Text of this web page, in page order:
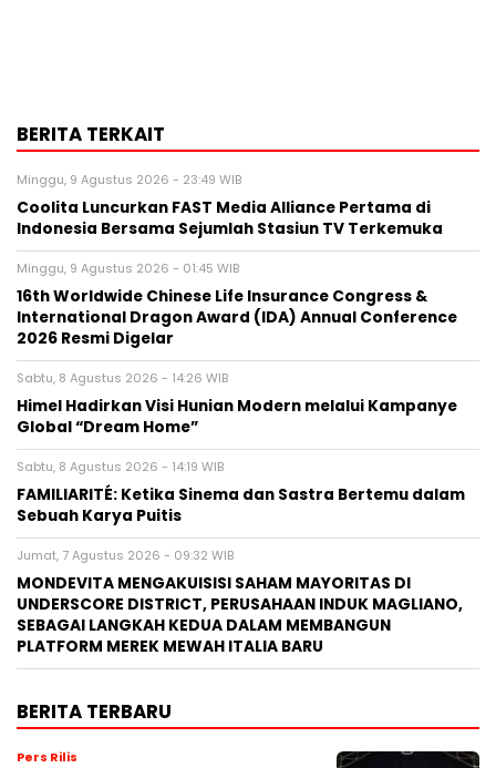
BERITA TERKAIT
Minggu, 9 Agustus 2026 - 23:49 WIB
Coolita Luncurkan FAST Media Alliance Pertama di
Indonesia Bersama Sejumlah Stasiun TV Terkemuka
Minggu, 9 Agustus 2026 - 01:45 WIB
16th Worldwide Chinese Life Insurance Congress &
International Dragon Award (IDA) Annual Conference
2026 Resmi Digelar
Sabtu, 8 Agustus 2026 - 14:26 WIB
Himel Hadirkan Visi Hunian Modern melalui Kampanye
Global “Dream Home”
Sabtu, 8 Agustus 2026 - 14:19 WIB
FAMILIARITÉ: Ketika Sinema dan Sastra Bertemu dalam
Sebuah Karya Puitis
Jumat, 7 Agustus 2026 - 09:32 WIB
MONDEVITA MENGAKUISISI SAHAM MAYORITAS DI
UNDERSCORE DISTRICT, PERUSAHAAN INDUK MAGLIANO,
SEBAGAI LANGKAH KEDUA DALAM MEMBANGUN
PLATFORM MEREK MEWAH ITALIA BARU
BERITA TERBARU
Pers Rilis